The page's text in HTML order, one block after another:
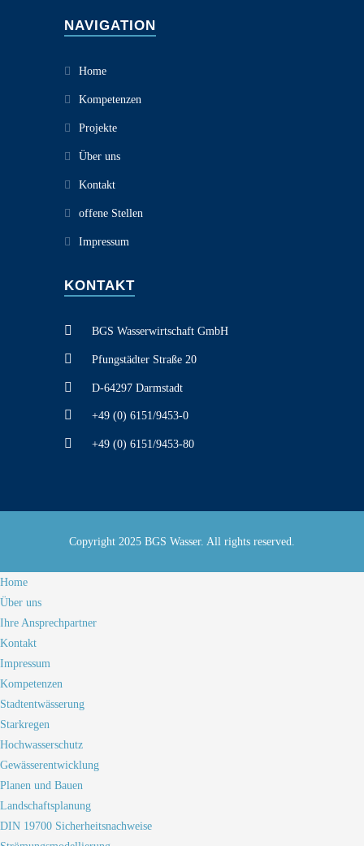
NAVIGATION
Home
Kompetenzen
Projekte
Über uns
Kontakt
offene Stellen
Impressum
KONTAKT
BGS Wasserwirtschaft GmbH
Pfungstädter Straße 20
D-64297 Darmstadt
+49 (0) 6151/9453-0
+49 (0) 6151/9453-80
Copyright 2025 BGS Wasser. All rights reserved.
Home
Über uns
Ihre Ansprechpartner
Kontakt
Impressum
Kompetenzen
Stadtentwässerung
Starkregen
Hochwasserschutz
Gewässerentwicklung
Planen und Bauen
Landschaftsplanung
DIN 19700 Sicherheitsnachweise